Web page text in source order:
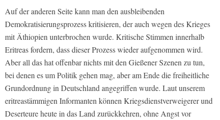
Auf der anderen Seite kann man den ausbleibenden
Demokratisierungsprozess kritisieren, der auch wegen des Krieges
mit Äthiopien unterbrochen wurde. Kritische Stimmen innerhalb
Eritreas fordern, dass dieser Prozess wieder aufgenommen wird.
Aber all das hat offenbar nichts mit den Gießener Szenen zu tun,
bei denen es um Politik gehen mag, aber am Ende die freiheitliche
Grundordnung in Deutschland angegriffen wurde. Laut unserem
eritreastämmigen Informanten können Kriegsdienstverweigerer und
Deserteure heute in das Land zurückkehren, ohne Angst vor